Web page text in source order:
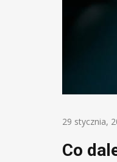
29 stycznia,
Co